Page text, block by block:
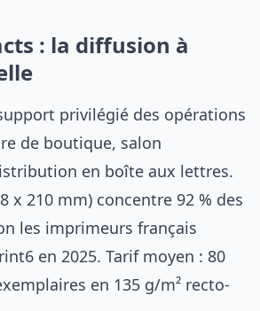
: la diffusion à
privilégié des opérations
de boutique, salon
en boîte aux lettres.
x 210 mm) concentre 92 % des
les imprimeurs français
en 2025. Tarif moyen : 80
en 135 g/m² recto-